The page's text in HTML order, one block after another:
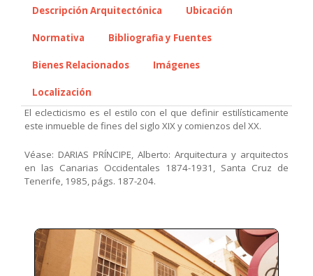
Descripción Arquitectónica Ubicación
Normativa Bibliografia y Fuentes
Bienes Relacionados Imágenes
Localización
El eclecticismo es el estilo con el que definir estilísticamente
este inmueble de fines del siglo XIX y comienzos del XX.
Véase: DARIAS PRÍNCIPE, Alberto: Arquitectura y arquitectos
en las Canarias Occidentales 1874-1931, Santa Cruz de
Tenerife, 1985, págs. 187-204.